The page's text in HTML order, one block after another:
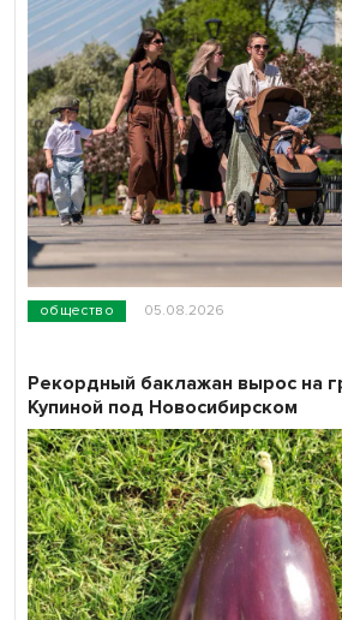
общество 05.08.2026
Рекордный баклажан вырос на
Купиной под Новосибирском